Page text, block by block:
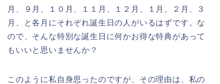
月、９月、１０月、１１月、１２月、１月、２月、３
月、と各月にそれぞれ誕生日の人がいるはずです。な
ので、そんな特別な誕生日に何かお得な特典があって
もいいと思いませんか？
このように私自身思ったのですが、その理由は、私の